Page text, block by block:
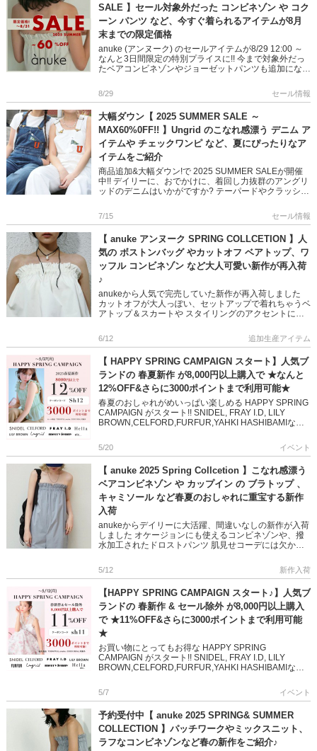
SALE 】セール対象外だった コンビネゾン や コク
ーン パンツ など、今すぐ着られるアイテムが8月
末までの限定価格
anuke (アンヌーク) のセールアイテムが8/29 12:00 ～
なんと3日間限定の特別プライスに!! 今まで対象外だっ
たベアコンビネゾンやジョーゼットパンツも追加になり
8/29 セール情報
大幅ダウン【 2025 SUMMER SALE ～
MAX60%0FF!! 】Ungrid のこなれ感漂う デニム ア
イテムや チェックワンピ など、夏にぴったりなア
イテムをご紹介
商品追加&大幅ダウン!で 2025 SUMMER SALEが開催
中!! デイリーに、おでかけに、着回し力抜群のアングリ
ッドのデニムはいかがですか? テーパードやクラッシュ
7/15 セール情報
【 anuke アンヌーク SPRING COLLCETION 】人
気の ボストンバッグ やカットオフ ベアトップ、ワ
ッフル コンビネゾン など大人可愛い新作が再入荷
♪
anukeから人気で完売していた新作が再入荷しました
カットオフが大人っぽい、セットアップで着れちゃうベ
アトップ＆スカートや スタイリングのアクセントにな
叶うアイテムばか […]
6/12 追加生産アイテム
【 HAPPY SPRING CAMPAIGN スタート】人気ブ
ランドの 春夏新作 が8,000円以上購入で ★なんと
12%OFF&さらに3000ポイントまで利用可能★
春夏のおしゃれがめいっぱい楽しめる HAPPY SPRING
CAMPAIGN がスタート!! SNIDEL, FRAY I.D, LILY
BROWN,CELFORD,FURFUR,YAHKI HASHIBAMIなど
5/20 イベント
【 anuke 2025 Spring Collcetion 】こなれ感漂う
ベアコンビネゾン や カップイン の ブラトップ 、
キャミソール など春夏のおしゃれに重宝する新作
入荷
anukeからデイリーに大活躍、間違いなしの新作が入荷
しました オケージョンにも使えるコンビネゾンや、撥
水加工されたドロストパンツ 肌見せコーデには欠かせ
ートップスやバッ […]
5/12 新作入荷
【HAPPY SPRING CAMPAIGN スタート♪】人気ブ
ランドの 春新作 & セール除外 が8,000円以上購入
で ★11%OFF&さらに3000ポイントまで利用可能
★
お買い物にとってもお得な HAPPY SPRING
CAMPAIGN がスタート!! SNIDEL, FRAY I.D, LILY
BROWN,CELFORD,FURFUR,YAHKI HASHIBAMIなど
5/7 イベント
予約受付中【 anuke 2025 SPRING& SUMMER
COLLECTION 】パッチワークやミックスニット、
ラフなコンビネゾンなど春の新作をご紹介♪